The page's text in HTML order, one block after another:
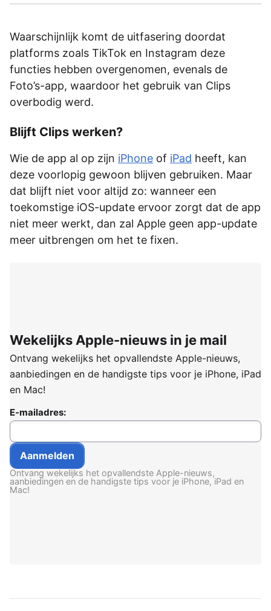
Waarschijnlijk komt de uitfasering doordat
platforms zoals TikTok en Instagram deze
functies hebben overgenomen, evenals de
Foto’s-app, waardoor het gebruik van Clips
overbodig werd.
Blijft Clips werken?
Wie de app al op zijn iPhone of iPad heeft, kan
deze voorlopig gewoon blijven gebruiken. Maar
dat blijft niet voor altijd zo: wanneer een
toekomstige iOS-update ervoor zorgt dat de app
niet meer werkt, dan zal Apple geen app-update
meer uitbrengen om het te fixen.
Wekelijks Apple-nieuws in je mail
Ontvang wekelijks het opvallendste Apple-nieuws,
aanbiedingen en de handigste tips voor je iPhone, iPad
en Mac!
E-mailadres:
Ontvang wekelijks het opvallendste Apple-nieuws,
aanbiedingen en de handigste tips voor je iPhone, iPad en
Mac!